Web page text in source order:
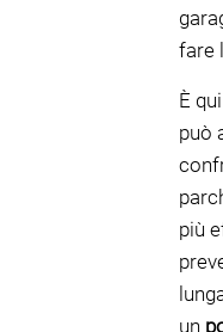
fare
È
può
più
un